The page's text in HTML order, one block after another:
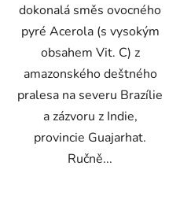
dokonalá směs ovocného
pyré Acerola (s vysokým
obsahem Vit. C) z
amazonského deštného
pralesa na severu Brazílie
a zázvoru z Indie,
provincie Guajarhat.
Ručně...